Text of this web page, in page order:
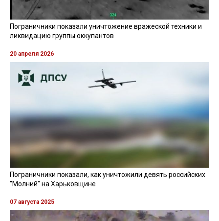
Пограничники показали уничтожение вражеской техники и
ликвидацию группы оккупантов
20 апреля 2026
Пограничники показали, как уничтожили девять российских
"Молний" на Харьковщине
07 августа 2025